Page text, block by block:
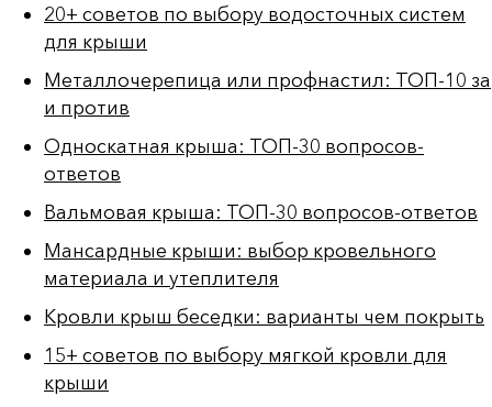
20+ советов по выбору водосточных систем
для крыши
Металлочерепица или профнастил: ТОП-10 за
и против
Односкатная крыша: ТОП-30 вопросов-
ответов
Вальмовая крыша: ТОП-30 вопросов-ответов
Мансардные крыши: выбор кровельного
материала и утеплителя
Кровли крыш беседки: варианты чем покрыть
15+ советов по выбору мягкой кровли для
крыши